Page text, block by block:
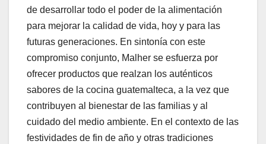
de desarrollar todo el poder de la alimentación
para mejorar la calidad de vida, hoy y para las
futuras generaciones. En sintonía con este
compromiso conjunto, Malher se esfuerza por
ofrecer productos que realzan los auténticos
sabores de la cocina guatemalteca, a la vez que
contribuyen al bienestar de las familias y al
cuidado del medio ambiente. En el contexto de las
festividades de fin de año y otras tradiciones